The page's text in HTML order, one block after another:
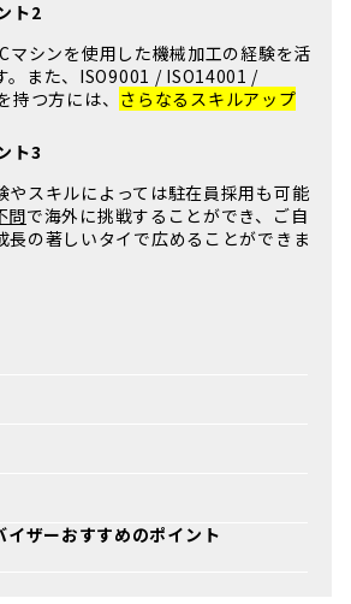
ト2
マシンを使用した機械加工の経験を活
。また、ISO9001 / ISO14001 /
つ方には、 さらなるスキルアップ
ト3
やスキルによっては駐在員採用も可能
問で海外に挑戦することができ、ご自
長の著しいタイで広めることができま
イザーおすすめのポイント